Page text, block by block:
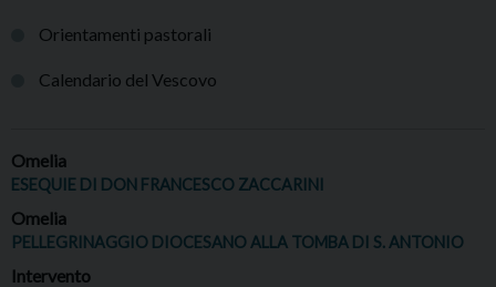
Orientamenti pastorali
Calendario del Vescovo
Omelia
ESEQUIE DI DON FRANCESCO ZACCARINI
Omelia
PELLEGRINAGGIO DIOCESANO ALLA TOMBA DI S. ANTONIO
Intervento